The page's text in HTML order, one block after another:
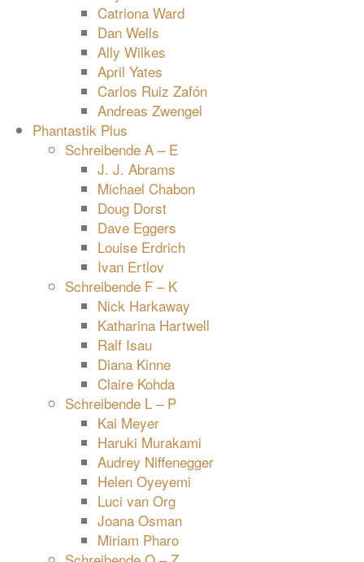
Catriona Ward
Dan Wells
Ally Wilkes
April Yates
Carlos Ruiz Zafón
Andreas Zwengel
Phantastik Plus
Schreibende A – E
J. J. Abrams
Michael Chabon
Doug Dorst
Dave Eggers
Louise Erdrich
Ivan Ertlov
Schreibende F – K
Nick Harkaway
Katharina Hartwell
Ralf Isau
Diana Kinne
Claire Kohda
Schreibende L – P
Kai Meyer
Haruki Murakami
Audrey Niffenegger
Helen Oyeyemi
Luci van Org
Joana Osman
Miriam Pharo